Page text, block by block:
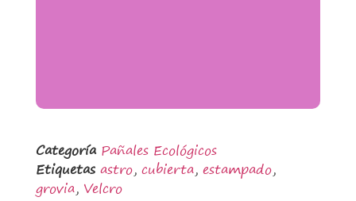
Categoría Pañales Ecológicos
Etiquetas astro, cubierta, estampado,
grovia, Velcro